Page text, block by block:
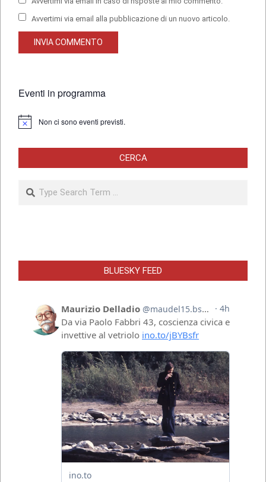
Avvertimi via email alla pubblicazione di un nuovo articolo.
Eventi in programma
Notice Non ci sono eventi previsti.
CERCA
Search
BLUESKY FEED